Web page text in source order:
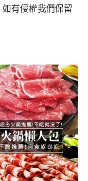
有侵權我們保留